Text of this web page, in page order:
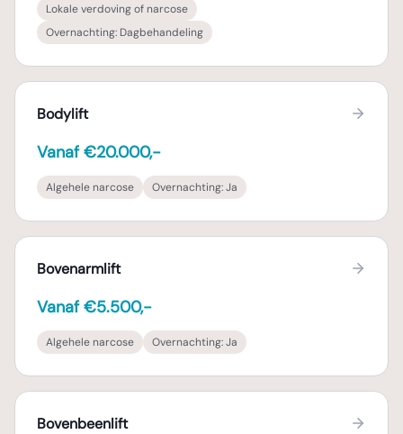
Lokale verdoving of narcose
Overnachting: Dagbehandeling
Bodylift
Vanaf €20.000,-
Algehele narcose Overnachting:Ja
Bovenarmlift
Vanaf €5.500,-
Algehele narcose Overnachting:Ja
Bovenbeenlift